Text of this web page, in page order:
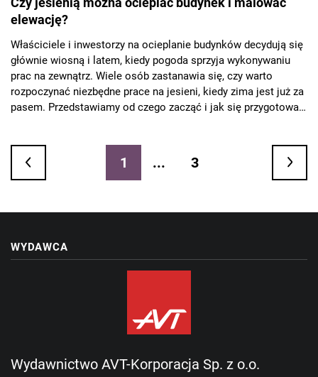
elewację?
Właściciele i inwestorzy na ocieplanie budynków decydują się
głównie wiosną i latem, kiedy pogoda sprzyja wykonywaniu
prac na zewnątrz. Wiele osób zastanawia się, czy warto
rozpoczynać niezbędne prace na jesieni, kiedy zima jest już za
pasem. Przedstawiamy od czego zacząć i jak się przygotować,
1 ... 3
WYDAWCA
Wydawnictwo AVT-Korporacja Sp. z o.o.